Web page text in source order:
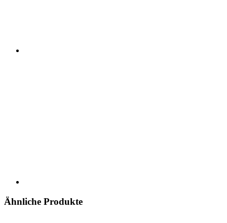
Ähnliche Produkte